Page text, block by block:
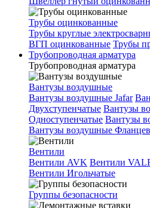
Трубы оцинкованные
Трубы круглые
ВГП оцинкованные Трубы
Трубопроводная арматура
Трубопроводная арматура
Вантузы воздушные
Вантузы воздушные Jafar
Двухступенчатые Вантузы
Одноступенчатые Вантузы
Вантузы воздушные
Вентили
Вентили AVK Вентили
Вентили Игольчатые
Группы безопасности